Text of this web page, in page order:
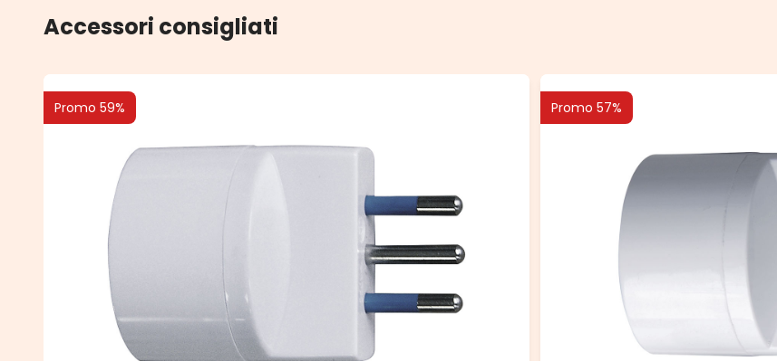
Accessori consigliati
Promo 59% Promo 57%